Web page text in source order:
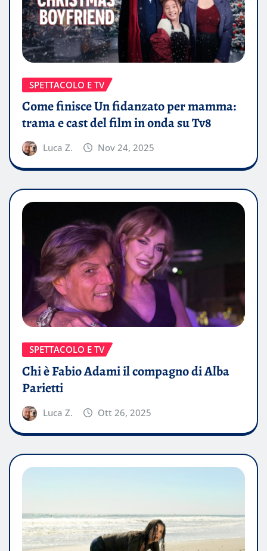
SPETTACOLO E TV
Come finisce Un fidanzato per mamma:
trama e cast del film in onda su Tv8
Luca Z. Nov 24, 2025
SPETTACOLO E TV
Chi è Fabio Adami il compagno di Alba
Parietti
Luca Z. Ott 26, 2025